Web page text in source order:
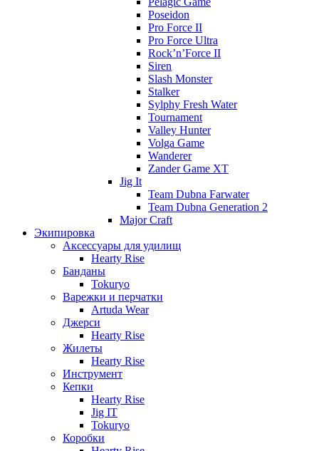
Poseidon
Pro Force II
Pro Force Ultra
Rock’n’Force II
Siren
Slash Monster
Stalker
Sylphy Fresh Water
Tournament
Valley Hunter
Volga Game
Wanderer
Zander Game XT
Jig It
Team Dubna Farwater
Team Dubna Generation 2
Major Craft
Экипировка
Аксессуары для удилищ
Hearty Rise
Банданы
Tokuryo
Варежки и перчатки
Artuda Wear
Джерси
Hearty Rise
Жилеты
Hearty Rise
Инструмент
Кепки
Hearty Rise
Jig IT
Tokuryo
Коробки